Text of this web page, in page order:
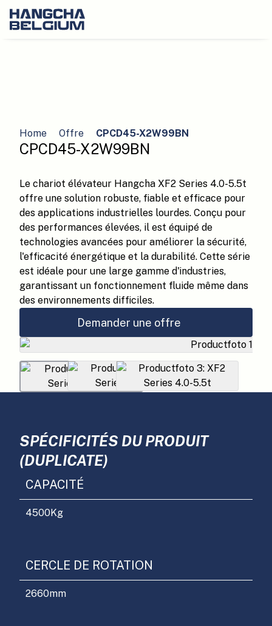
Home Offre CPCD45-X2W99BN
CPCD45-X2W99BN
Le chariot élévateur Hangcha XF2 Series 4.0-5.5t
offre une solution robuste, fiable et efficace pour
des applications industrielles lourdes. Conçu pour
des performances élevées, il est équipé de
technologies avancées pour améliorer la sécurité,
l'efficacité énergétique et la durabilité. Cette série
est idéale pour une large gamme d'industries,
garantissant un fonctionnement fluide même dans
des environnements difficiles.
Demander une offre
SPÉCIFICITÉS DU PRODUIT
(DUPLICATE)
CAPACITÉ
4500Kg
CERCLE DE ROTATION
2660mm